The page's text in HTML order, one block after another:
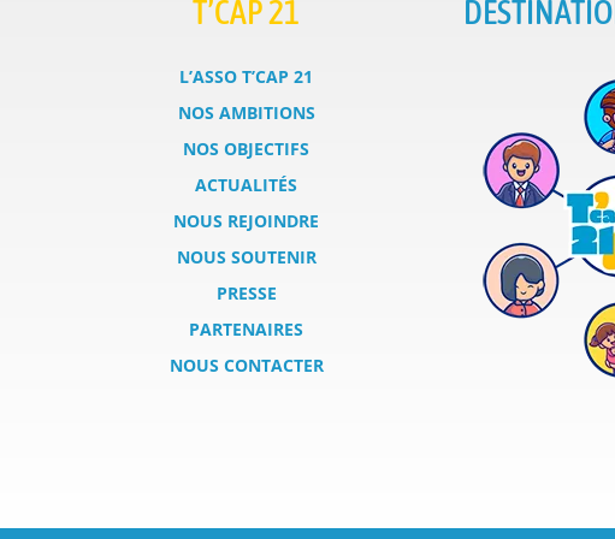
T’CAP 21
L’ASSO T’CAP 21
NOS AMBITIONS
NOS OBJECTIFS
ACTUALITÉS
NOUS REJOINDRE
NOUS SOUTENIR
PRESSE
PARTENAIRES
NOUS CONTACTER